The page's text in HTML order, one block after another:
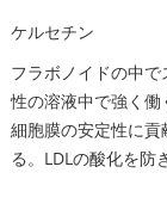
ケルセチン
フラボノイドの中
性の溶液中で強く働
細胞膜の安定性に
る。LDLの酸化を防